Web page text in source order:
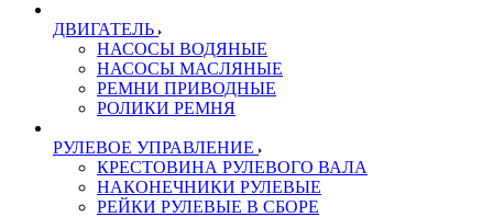
ДВИГАТЕЛЬ
НАСОСЫ ВОДЯНЫЕ
НАСОСЫ МАСЛЯНЫЕ
РЕМНИ ПРИВОДНЫЕ
РОЛИКИ РЕМНЯ
РУЛЕВОЕ УПРАВЛЕНИЕ
КРЕСТОВИНА РУЛЕВОГО ВАЛА
НАКОНЕЧНИКИ РУЛЕВЫЕ
РЕЙКИ РУЛЕВЫЕ В СБОРЕ